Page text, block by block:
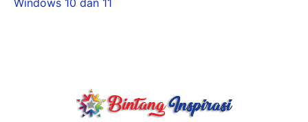
Windows 10 dan 11